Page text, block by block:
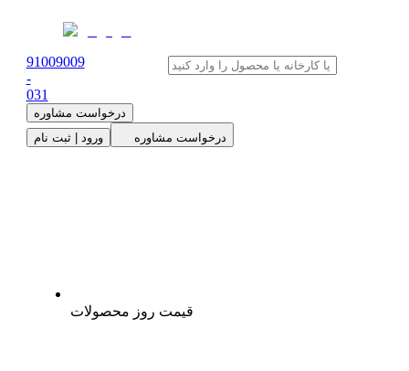
91009009
-
031
درخواست مشاوره
ورود | ثبت نام
درخواست مشاوره
قیمت روز محصولات